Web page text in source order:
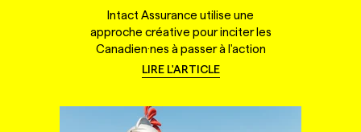
Intact Assurance utilise une
approche créative pour inciter les
Canadien·nes à passer à l'action
LIRE L'ARTICLE